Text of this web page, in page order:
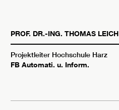
PROF. DR.-ING. THOMAS LEICH
Projektleiter Hochschule Harz
FB Automati. u. Inform.